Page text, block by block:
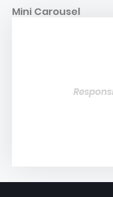
Mini Carousel